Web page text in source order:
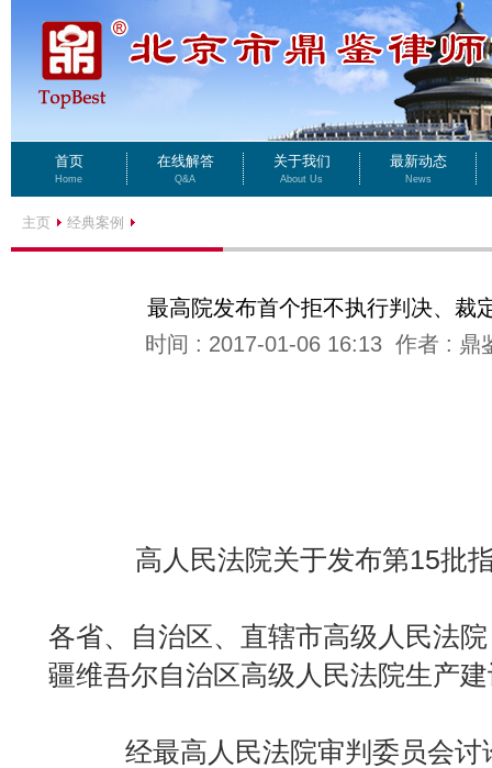
首页
Home
在线解答
Q&A
关于我们
About Us
最新动态
News
主页 经典案例
最高院发布首个拒不执行判决、裁
时间 : 2017-01-06 16:13 作者 : 鼎
高人民法院关于发布第15批
各省、自治区、直辖市高级人民法
疆维吾尔自治区高级人民法院生产
经最高人民法院审判委员会讨